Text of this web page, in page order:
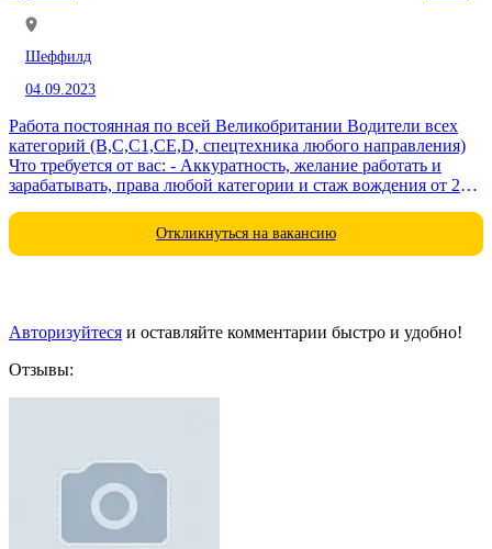
Шеффилд
04.09.2023
Работа постоянная по всей Великобритании Водители всех
категорий (B,C,C1,CE,D, спецтехника любого направления)
Что требуется от вас: - Аккуратность, желание работать и
зарабатывать, права любой категории и стаж вождения от 2
Откликнуться на вакансию
Авторизуйтеся и оставляйте комментарии быстро и удобно!
Отзывы: